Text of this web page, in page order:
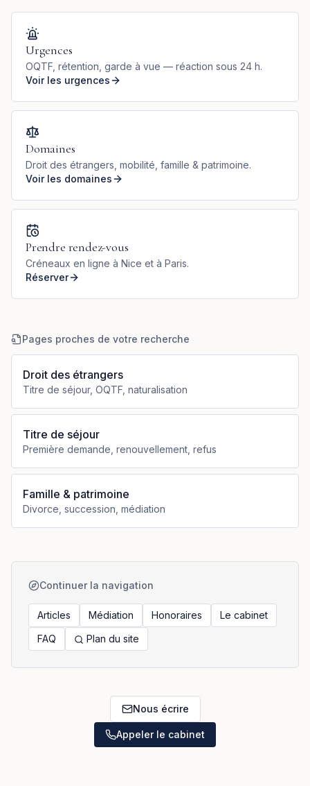
Urgences
OQTF, rétention, garde à vue — réaction sous 24 h.
Voir les urgences
Domaines
Droit des étrangers, mobilité, famille & patrimoine.
Voir les domaines
Prendre rendez-vous
Créneaux en ligne à Nice et à Paris.
Réserver
Pages proches de votre recherche
Droit des étrangers
Titre de séjour, OQTF, naturalisation
Titre de séjour
Première demande, renouvellement, refus
Famille & patrimoine
Divorce, succession, médiation
Continuer la navigation
Articles Médiation Honoraires
Le cabinet
FAQ
Plan du site
Nous écrire
Appeler le cabinet